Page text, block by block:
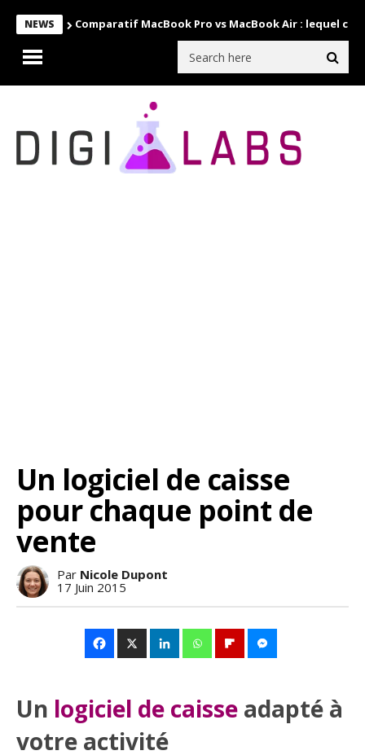
NEWS Comparatif MacBook Pro vs MacBook Air : lequel
Un logiciel de caisse
pour chaque point de
vente
Par Nicole Dupont
17 Juin 2015
Un logiciel de caisse adapté à
votre activité